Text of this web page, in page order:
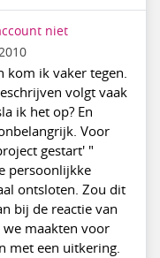
niet
kom ik vaker tegen.
volgt vaak
ik het op? En
Voor
gestart' "
persoonlijkke
ontsloten. Zou dit
bij de reactie van
we maakten voor
met een uitkering.